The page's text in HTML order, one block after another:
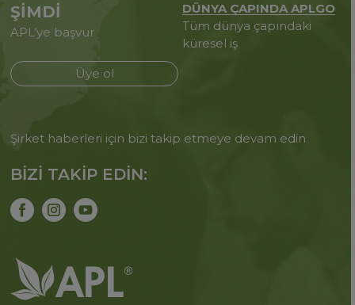
ŞİMDİ
APL’ye başvur
Üye ol
DÜNYA ÇAPINDA APLGO
Tüm dünya çapındaki
küresel iş
Şirket haberleri için bizi takip etmeye devam edin
BİZİ TAKİP EDİN: